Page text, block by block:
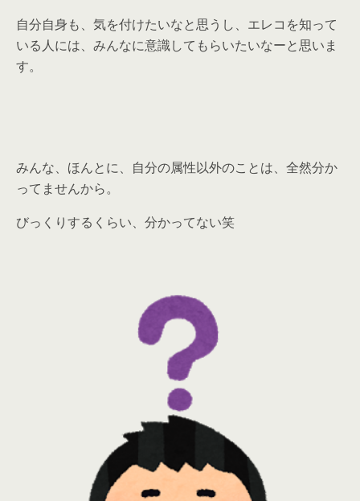
自分自身も、気を付けたいなと思うし、エレコを知って
いる人には、みんなに意識してもらいたいなーと思いま
す。
みんな、ほんとに、自分の属性以外のことは、全然分か
ってませんから。
びっくりするくらい、分かってない笑